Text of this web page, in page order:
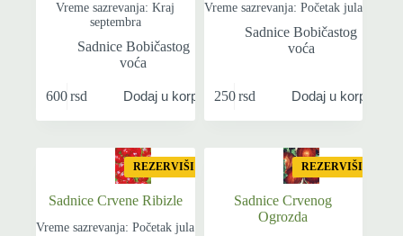
Vreme sazrevanja: Kraj
septembra
Sadnice Bobičastog
voća
600rsd Dodaj u korpu
Vreme sazrevanja: Početak jula
Sadnice Bobičastog
voća
250rsd Dodaj u korpu
REZERVIŠI
Sadnice Crvene Ribizle
Vreme sazrevanja: Početak jula
REZERVIŠI
Sadnice Crvenog
Ogrozda